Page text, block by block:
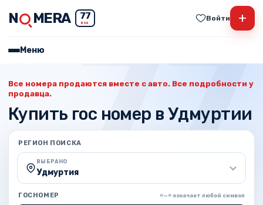
N MERA 77
RUS
Войти +
Меню
Все номера продаются вместе с авто. Все подробности у
продавца.
Купить гос номер в Удмуртии
РЕГИОН ПОИСКА
ВЫБРАНО
Удмуртия
ГОСНОМЕР «—» означает любой символ